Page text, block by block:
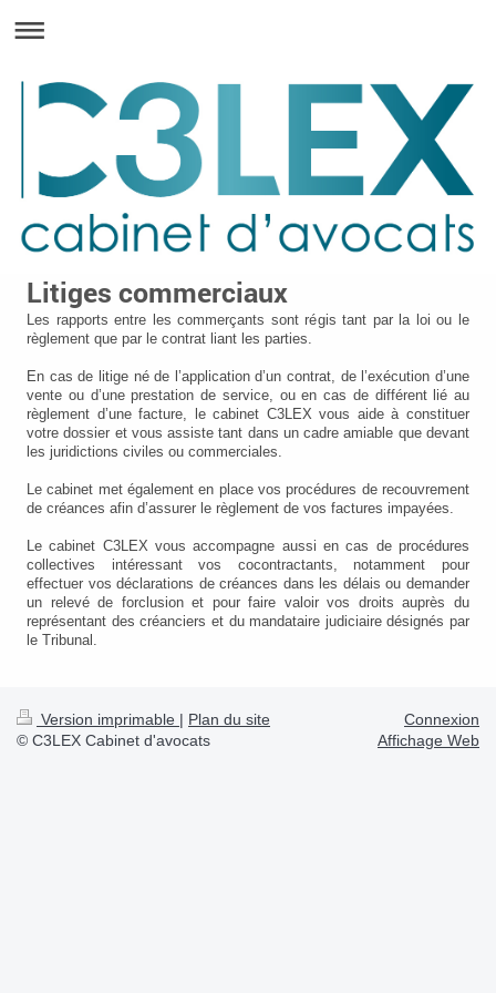
Litiges commerciaux
Les rapports entre les commerçants sont régis tant par la loi ou le
règlement que par le contrat liant les parties.
En cas de litige né de l’application d’un contrat, de l’exécution d’une
vente ou d’une prestation de service, ou en cas de différent lié au
règlement d’une facture, le cabinet C3LEX vous aide à constituer
votre dossier et vous assiste tant dans un cadre amiable que devant
les juridictions civiles ou commerciales.
Le cabinet met également en place vos procédures de recouvrement
de créances afin d’assurer le règlement de vos factures impayées.
Le cabinet C3LEX vous accompagne aussi en cas de procédures
collectives intéressant vos cocontractants, notamment pour
effectuer vos déclarations de créances dans les délais ou demander
un relevé de forclusion et pour faire valoir vos droits auprès du
représentant des créanciers et du mandataire judiciaire désignés par
le Tribunal.
Version imprimable | Plan du site
© C3LEX Cabinet d'avocats
Connexion
Affichage Web